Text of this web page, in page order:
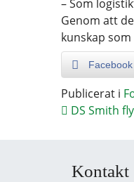
– Som
Genom att
kunskap
Facebook
Publicerat i
DS Smith
Kontakt